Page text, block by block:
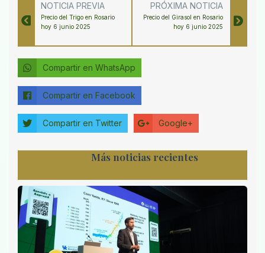
NOTICIA PREVIA
Precio del Trigo en Rosario
hoy 6 junio 2025
PRÓXIMA NOTICIA
Precio del Girasol en Rosario
hoy 6 junio 2025
Compartir en WhatsApp
Compartir en Facebook
Compartir en Twitter Google+
Más noticias recientes